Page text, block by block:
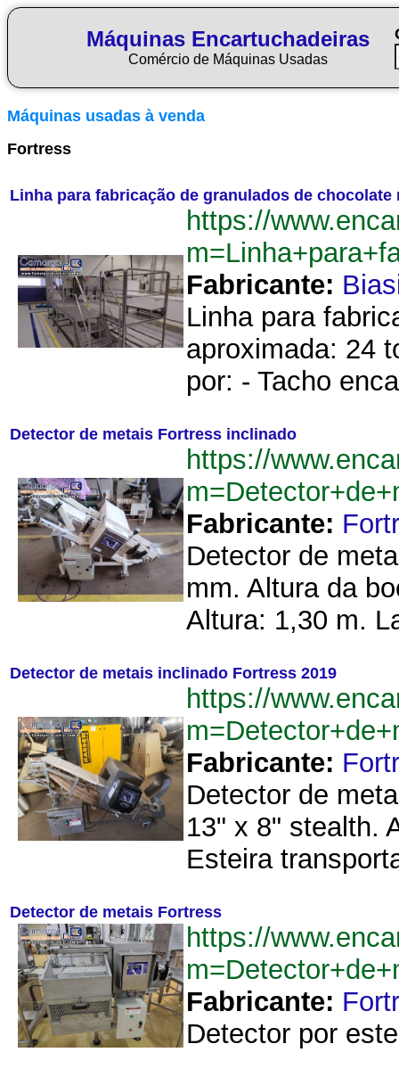
Máquinas Encartuchadeiras
Comércio de Máquinas Usadas
Máquinas usadas à venda
Fortress
Linha para fabricação de granulados de chocolate
https://
Fabricante:
Linha para
aproximada: 24
por: - Tacho
Detector de metais Fortress inclinado
https://
Fabricante:
Detector de
mm. Altura da
Altura: 1,30 m.
Detector de metais inclinado Fortress 2019
https://
Fabricante:
Detector de
13" x 8" stealth.
Esteira
Detector de metais Fortress
https://
Fabricante:
Detector por